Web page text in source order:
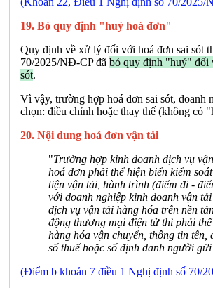
19. Bỏ quy định "huỷ hoá đơn"
Quy định về xử lý đối với hoá đơn sai sót
70/2025/NĐ-CP đã bỏ quy định "huỷ" đối
sót.
Vì vậy, trường hợp hoá đơn sai sót, doanh
chọn: điều chỉnh hoặc thay thế (không có
20. Nội dung hoá đơn vận tải
"Trường hợp kinh doanh dịch vụ
hoá đơn phải thể hiện biển kiểm
tiện vận tải, hành trình (điểm đi -
với doanh nghiệp kinh doanh vận
dịch vụ vận tải hàng hóa trên nền
động thương mại điện tử thì phải
hàng hóa vận chuyển, thông tin tên,
số thuế hoặc số định danh người
(Điểm b khoản 7 điều 1 Nghị định số 70/